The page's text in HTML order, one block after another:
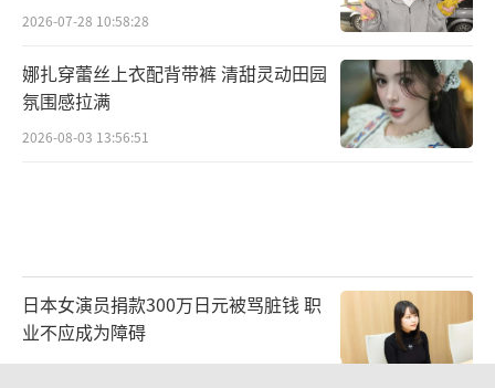
2026-07-28 10:58:28
娜扎穿蕾丝上衣配背带裤 清甜灵动田园
氛围感拉满
2026-08-03 13:56:51
日本女演员捐款300万日元被骂脏钱 职
业不应成为障碍
2026-08-06 14:33:57